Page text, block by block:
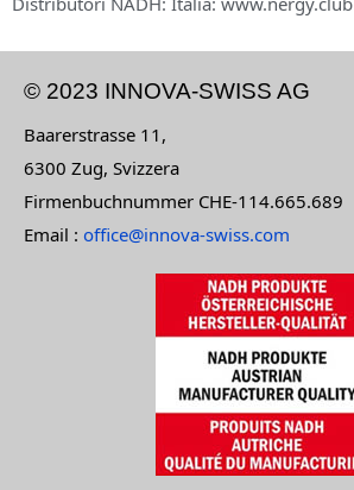
© 2023 INNOVA-SWISS AG
Baarerstrasse 11,
6300 Zug, Svizzera
Firmenbuchnummer CHE-114.665.689
Email : office@innova-swiss.com